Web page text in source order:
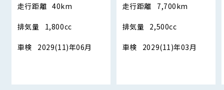
走行距離 40km
排気量 1,800cc
車検 2029(11)年06月
走行距離 7,700km
排気量 2,500cc
車検 2029(11)年03月